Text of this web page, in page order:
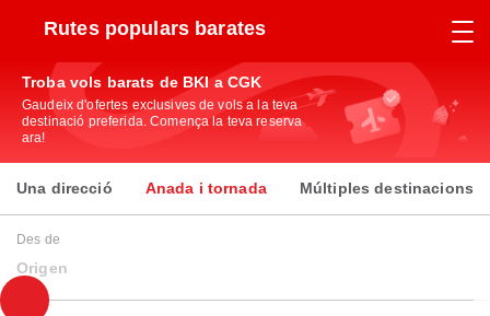
Rutes populars barates
Troba vols barats de BKI a CGK
Gaudeix d'ofertes exclusives de vols a la teva
destinació preferida. Comença la teva reserva
ara!
Una direcció Anada i tornada Múltiples destinacions
Des de
Origen